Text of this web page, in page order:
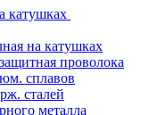
катушках
на катушках
проволока
сплавов
сталей
металла